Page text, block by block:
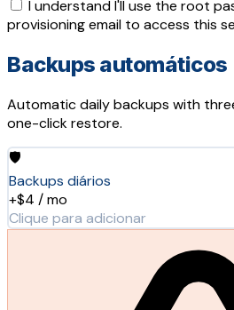
I understand I'll use the root
provisioning email to access this
Backups automáticos
Automatic daily backups with
one-click restore.
🛡️
Backups diários
+$4 / mo
Clique para adicionar